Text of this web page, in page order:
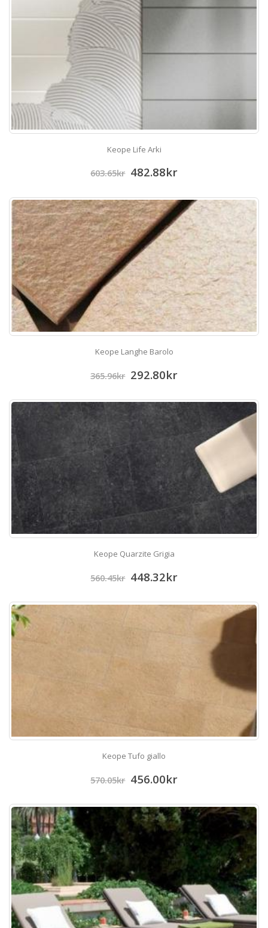
Keope Life Arki
603.65kr 482.88kr
Keope Langhe Barolo
365.96kr 292.80kr
Keope Quarzite Grigia
560.45kr 448.32kr
Keope Tufo giallo
570.05kr 456.00kr